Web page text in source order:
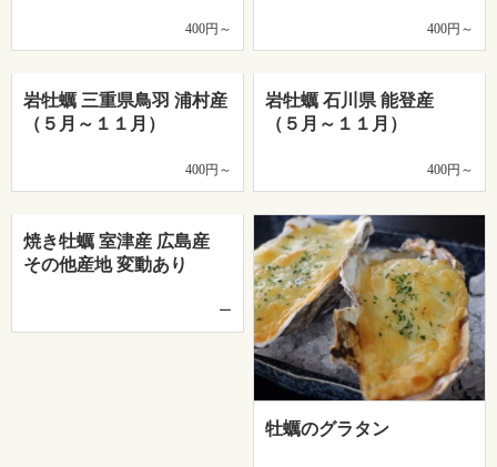
400円～ 400円～
岩牡蠣 三重県鳥羽 浦村産
（５月～１１月）
400円～
岩牡蠣 石川県 能登産
（５月～１１月）
400円～
焼き牡蠣 室津産 広島産
その他産地 変動あり
ー
牡蠣のグラタン